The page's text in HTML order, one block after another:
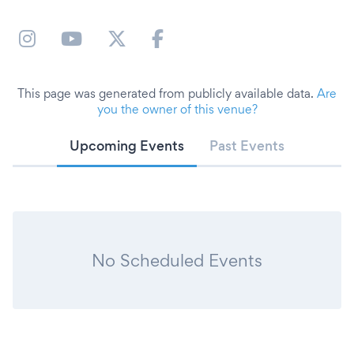
This page was generated from publicly available data. Are
you the owner of this venue?
Upcoming Events Past Events
No Scheduled Events